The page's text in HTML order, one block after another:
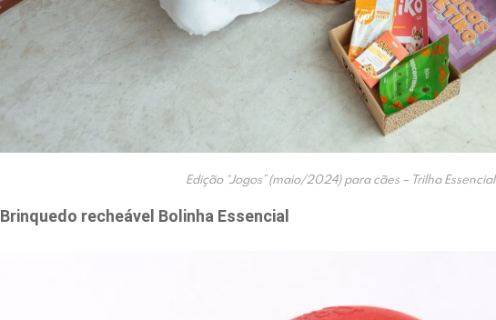
Edição “Jogos” (maio/2024) para cães – Trilha Essencial
Brinquedo recheável Bolinha Essencial